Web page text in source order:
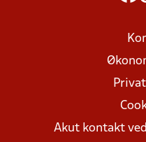
Akut kontakt